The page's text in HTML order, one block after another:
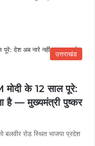
उत्तराखंड
के 12 साल पूरे:
है — मुख्यमंत्री पुष्कर
बलवीर रोड स्थित भाजपा प्रदेश